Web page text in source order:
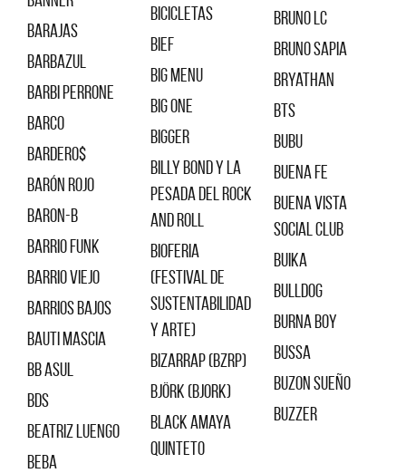
Barajas
Barbazul
Barbi Perrone
Barco
Bardero$
Barón Rojo
Baron-B
Barrio Funk
Barrio Viejo
Barrios bajos
Bauti Mascia
BB Asul
BDS
Beatriz Luengo
Beba
Bicicletas
Bief
Big Menu
Big One
Bigger
Billy Bond y la
Pesada del Rock
and Roll
Bioferia
(Festival de
sustentabilidad
y arte)
Bizarrap (BZRP)
Björk (Bjork)
Black Amaya
quinteto
Bruno LC
Bruno Sapia
Bryathan
BTS
Bubu
Buena Fe
Buena Vista
Social Club
Buika
Bulldog
Burna Boy
Bussa
Buzon Sueño
Buzzer